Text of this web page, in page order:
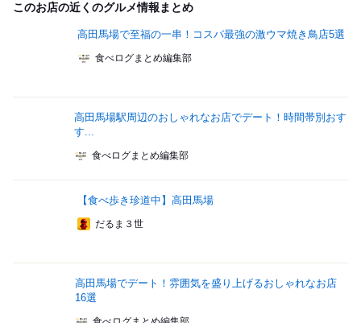
このお店の近くのグルメ情報まとめ
高田馬場で至福の一串！コスパ最強の激ウマ焼き鳥店5選
食べログまとめ編集部
高田馬場駅周辺のおしゃれなお店でデート！時間帯別おす
す...
食べログまとめ編集部
【食べ歩き珍道中】高田馬場
だるま３世
高田馬場でデート！雰囲気を盛り上げるおしゃれなお店
16選